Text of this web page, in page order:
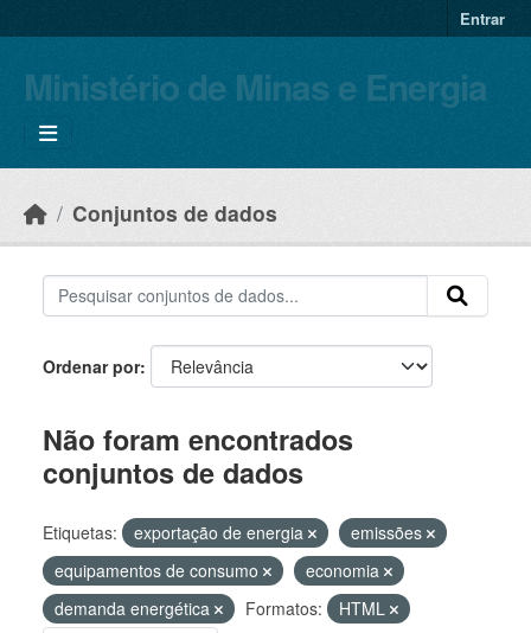
Entrar
Ministério de Minas e Energia
Conjuntos de dados
Ordenar por
Não foram encontrados
conjuntos de dados
Etiquetas: exportação de energia
emissões
equipamentos de consumo
economia
demanda energética
Formatos:
HTML